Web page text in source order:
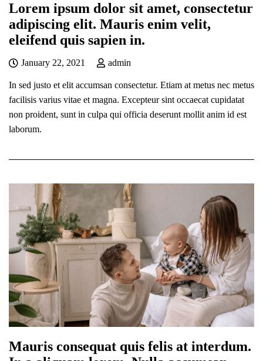
Lorem ipsum dolor sit amet, consectetur
adipiscing elit. Mauris enim velit,
eleifend quis sapien in.
January 22, 2021 admin
In sed justo et elit accumsan consectetur. Etiam at metus nec metus
facilisis varius vitae et magna. Excepteur sint occaecat cupidatat
non proident, sunt in culpa qui officia deserunt mollit anim id est
laborum.
Mauris consequat quis felis at interdum.